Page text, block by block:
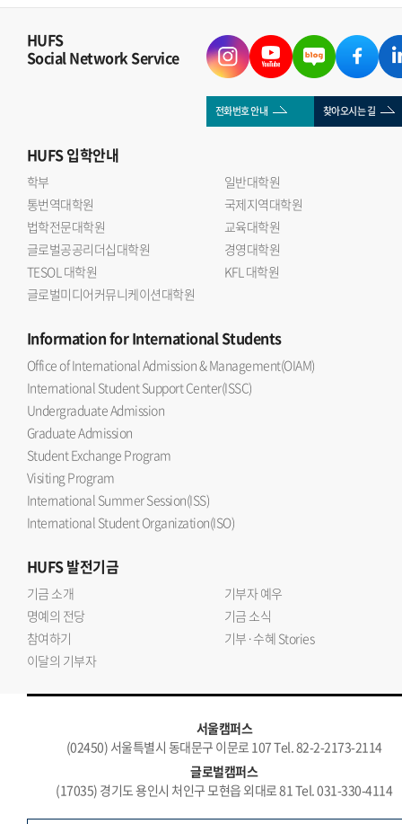
HUFS
Social Network Service
전화번호 안내 찾아오시는 길
HUFS입학안내
학부
일반대학원
통번역대학원
국제지역대학원
법학전문대학원
교육대학원
글로벌공공리더십대학원
경영대학원
TESOL 대학원
KFL 대학원
글로벌미디어커뮤니케이션대학원
Informationfor International Students
Office of International Admission & Management(OIAM)
International Student Support Center(ISSC)
Undergraduate Admission
Graduate Admission
Student Exchange Program
Visiting Program
International Summer Session(ISS)
International Student Organization(ISO)
HUFS발전기금
기금 소개
기부자 예우
명예의 전당
기금 소식
참여하기
기부·수혜 Stories
이달의 기부자
서울캠퍼스
(02450) 서울특별시 동대문구 이문로 107 Tel. 82-2-2173-2114
글로벌캠퍼스
(17035) 경기도 용인시 처인구 모현읍 외대로 81 Tel. 031-330-4114